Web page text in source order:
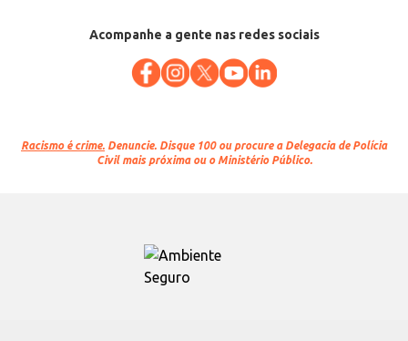
Acompanhe a gente nas redes sociais
Racismo é crime. Denuncie. Disque 100 ou procure a Delegacia de Polícia
Civil mais próxima ou o Ministério Público.